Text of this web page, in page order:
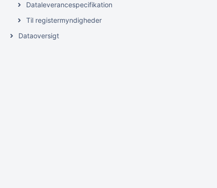
Dataleverancespecifikation
Til registermyndigheder
Dataoversigt